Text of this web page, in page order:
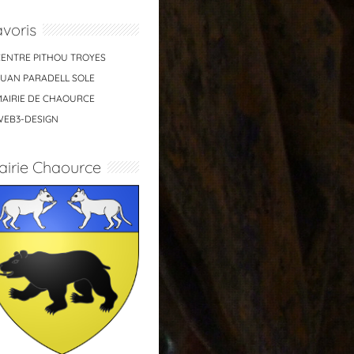
PITHOU TROYES
PARADELL SOLE
DE CHAOURCE
DESIGN
Chaource